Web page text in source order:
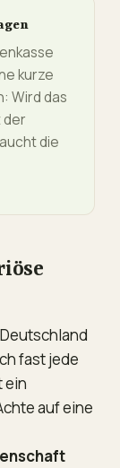
kurze
Wird das
der
die
fast jede
ein
auf eine